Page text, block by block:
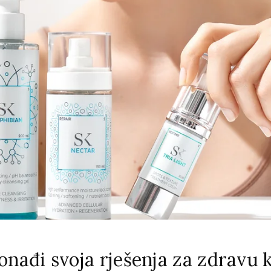
svoja rješenja za zdravu